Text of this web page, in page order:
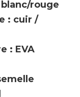
rouge
: cuir /
: EVA